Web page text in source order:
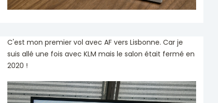
C'est mon premier vol avec AF vers Lisbonne. Car je
suis allé une fois avec KLM mais le salon était fermé en
2020 !